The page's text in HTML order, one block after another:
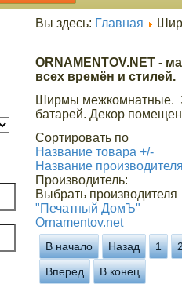
Вы здесь: Главная
ORNAMENTOV.NET -
всех времён и стилей.
Ширмы межкомнатные.
батарей. Декор
Сортировать по
Название товара +/-
Название
Производитель:
Выбрать производителя
"Печатный ДомЪ"
Ornamentov.net
В начало Назад 1
Вперед
В конец